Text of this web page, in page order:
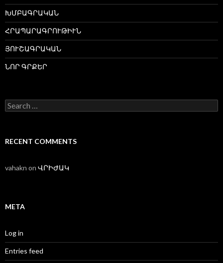
ԽՄԲԱԳՐԱԿԱՆ
ՀՐԱՊԱՐԱԳՐՈՒԹԻՒՆ
ՅՈՒՇԱԳՐԱԿԱՆ
ՆՈՐ ԳՐՔԵՐ
Search
for:
RECENT COMMENTS
vahakn on ՎՐԻԺԱԿ
META
Log in
Entries feed